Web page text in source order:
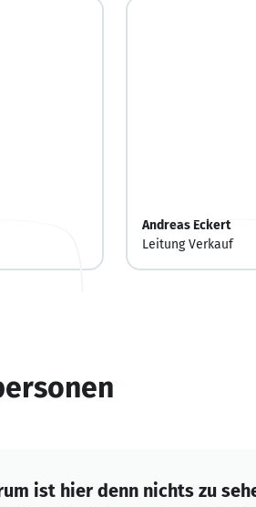
Andreas Eckert
Leitung Verkauf
ist hier denn nichts zu